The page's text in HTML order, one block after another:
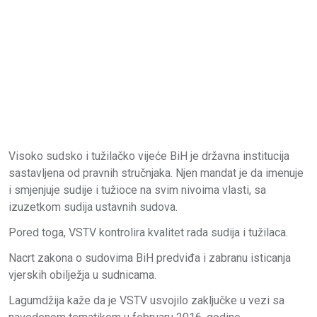
Visoko sudsko i tužilačko vijeće BiH je državna institucija
sastavljena od pravnih stručnjaka. Njen mandat je da imenuje
i smjenjuje sudije i tužioce na svim nivoima vlasti, sa
izuzetkom sudija ustavnih sudova.
Pored toga, VSTV kontrolira kvalitet rada sudija i tužilaca.
Nacrt zakona o sudovima BiH predviđa i zabranu isticanja
vjerskih obilježja u sudnicama.
Lagumdžija kaže da je VSTV usvojilo zaključke u vezi sa